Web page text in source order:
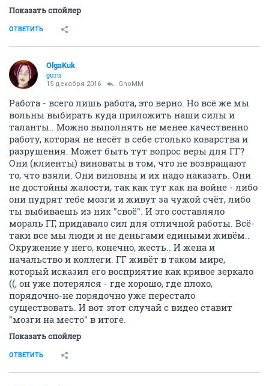
Показать спойлер
ОТВЕТИТЬ
OlgaKuk
guru
15 декабря 2016 GnoMM
Работа - всего лишь работа, это верно. Но всё же мы
вольны выбирать куда приложить наши силы и
таланты.. Можно выполнять не менее качественно
работу, которая не несёт в себе столько коварства и
разрушения. Может быть тут вопрос веры для ГГ?
Они (клиенты) виноваты в том, что не возвращают
то, что взяли. Они виновны и их надо наказать. Они
не достойны жалости, так как тут как на войне - либо
они пудрят тебе мозги и живут за чужой счёт, либо
ты выбиваешь из них "своё". И это составляло
мораль ГГ, придавало сил для отличной работы. Всё-
таки все мы люди и не деньгами едиными живём..
Окружение у него, конечно, жесть.. И жена и
начальство и коллеги. ГГ живёт в таком мире,
который исказил его восприятие как кривое зеркало
((, он уже потерялся - где хорошо, где плохо,
порядочно-не порядочно уже перестало
существовать. И вот этот случай с видео ставит
"мозги на место" в итоге.
Показать спойлер
ОТВЕТИТЬ